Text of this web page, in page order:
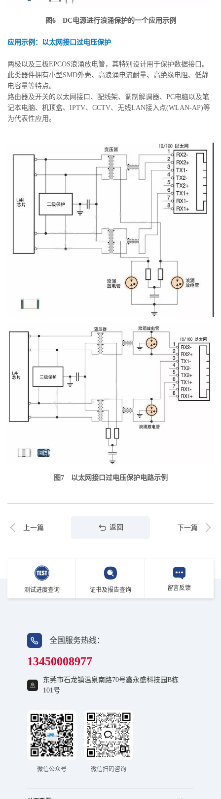
图6 DC电源进行浪涌保护的一个应用示例
应用示例：以太网接口过电压保护
两极以及三极EPCOS浪涌放电管，其特别设计用于保护数据接口。
此类器件拥有小型SMD外壳、高浪涌电流耐量、高绝缘电阻、低静
电容量等特点。
路由器及开关的以太网接口、配线架、调制解调器、PC电脑以及笔
记本电脑、机顶盒、IPTV、CCTV、无线LAN接入点(WLAN-AP)等
为代表性应用。
图7 以太网接口过电压保护电路示例
上一篇 返回 下一篇
测试进度查询 证书及报告查询 留言反馈
全国服务热线：
13450008977
东莞市石龙镇温泉南路70号鑫永盛科技园B栋
101号
微信公众号 微信扫码咨询